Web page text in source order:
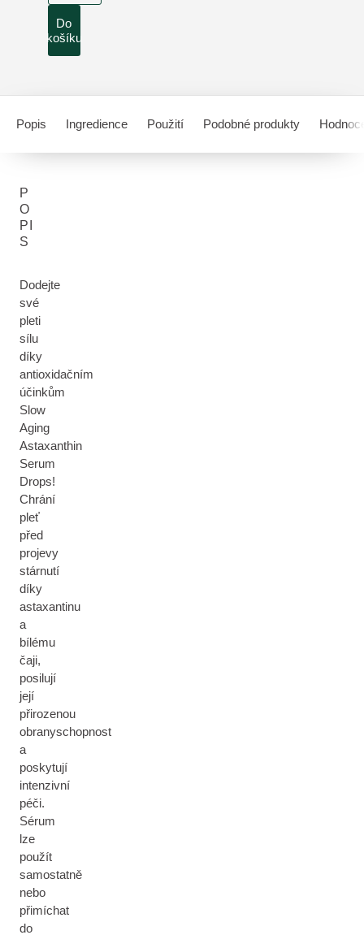
Do
košíku
Popis Ingredience Použití Podobné produkty
P
O
PI
S
Dodejte
své
pleti
sílu
díky
antioxidačním
účinkům
Slow
Aging
Astaxanthin
Serum
Drops!
Chrání
pleť
před
projevy
stárnutí
díky
astaxantinu
a
bílému
čaji,
posilují
její
přirozenou
obranyschopnost
a
poskytují
intenzivní
péči.
Sérum
lze
použít
samostatně
nebo
přimíchat
do